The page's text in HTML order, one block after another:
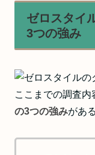
ゼロスタイ
3つの強み
ここまでの調査内
の3つの強みがあ